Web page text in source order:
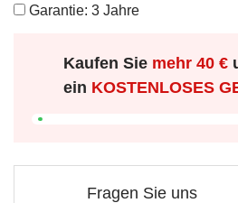
Garantie: 3 Jahre
Kaufen Sie mehr40 €
ein KOSTENLOSES
Fragen Sie uns